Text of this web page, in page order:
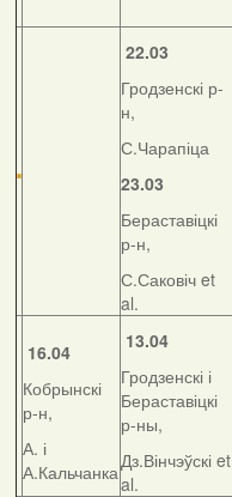
22.03
Гродзенскі р-
н,
С.Чарапіца
23.03
Бераставіцкі
р-н,
С.Саковіч et
al.
16.04
Кобрынскі
р-н,
А. і
А.Кальчанка
13.04
Гродзенскі і
Бераставіцкі
р-ны,
Дз.Вінчэўскі et
al.